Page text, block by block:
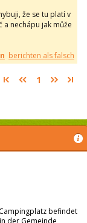
že se tu platí v
a nechápu jak může
berichten als falsch
1
befindet